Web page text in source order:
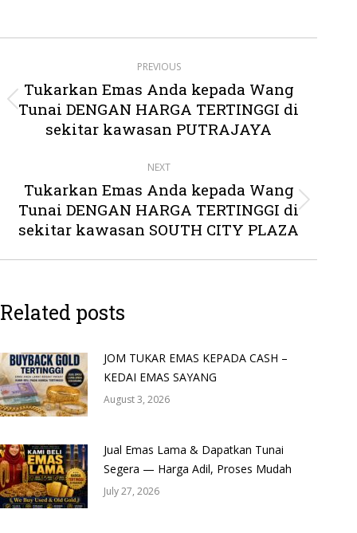
navigation
PREVIOUS
Previous
post:
Tukarkan Emas Anda kepada Wang
Tunai DENGAN HARGA TERTINGGI di
sekitar kawasan PUTRAJAYA
NEXT
Next
post:
Tukarkan Emas Anda kepada Wang
Tunai DENGAN HARGA TERTINGGI di
sekitar kawasan SOUTH CITY PLAZA
Related posts
JOM TUKAR EMAS KEPADA CASH –
KEDAI EMAS SAYANG
August 3, 2026
Jual Emas Lama & Dapatkan Tunai
Segera — Harga Adil, Proses Mudah
July 27, 2026